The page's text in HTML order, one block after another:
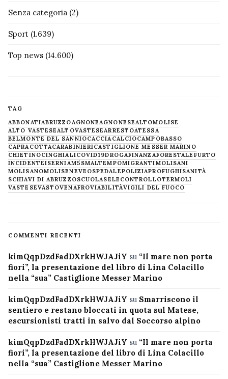
Senza categoria (2)
Sport (1.639)
Top news (14.600)
TAG
ABBONATIABRUZZOAGNONEAGNONESEALTOMOLISE
ALTO VASTESEALTOVASTESEARRESTOATESSA
BELMONTE DEL SANNIOCACCIA CALCIOCAMPOBASSO
CAPRACOTTACARABINIERICASTIGLIONE MESSER MARINO
CHIETINOCINGHIALICOVID19DROGAFINANZAFORESTALE FURTO
INCIDENTEISERNIAM5SMALTEMPOMIGRANTIMOLISANI
MOLISANOMOLISENEVE OSPEDALEPOLIZIAPROFUGHISANITÀ
SCHIAVI DI ABRUZZOSCUOLASELECONTROLLOTERMOLI
VASTESEVASTOVENAFROVIABILITÀVIGILI DEL FUOCO
COMMENTI RECENTI
kimQqpDzdFadDXrkHWJAJiY su “Il mare non porta
fiori”, la presentazione del libro di Lina Colacillo
nella “sua” Castiglione Messer Marino
kimQqpDzdFadDXrkHWJAJiY su Smarriscono il
sentiero e restano bloccati in quota sul Matese,
escursionisti tratti in salvo dal Soccorso alpino
kimQqpDzdFadDXrkHWJAJiY su “Il mare non porta
fiori”, la presentazione del libro di Lina Colacillo
nella “sua” Castiglione Messer Marino